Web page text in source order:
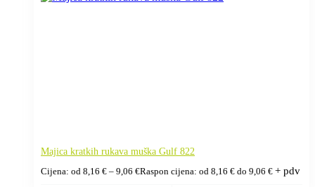
Majica kratkih rukava muška Gulf 822
Cijena: od 8,16 € – 9,06 €Raspon cijena: od 8,16 € do 9,06 € + pdv